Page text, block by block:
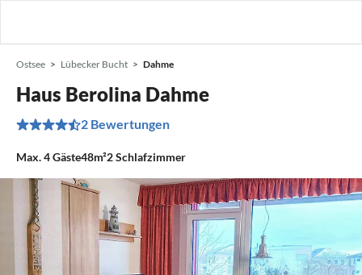
Ostsee Lübecker Bucht Dahme
Haus Berolina Dahme
2 Bewertungen
Max.4Gäste48m²2Schlafzimmer